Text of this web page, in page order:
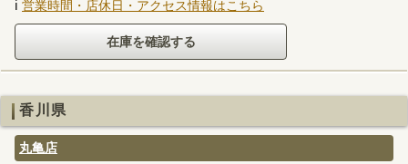
ℹ 営業時間・店休日・アクセス情報はこちら
香川県
丸亀店